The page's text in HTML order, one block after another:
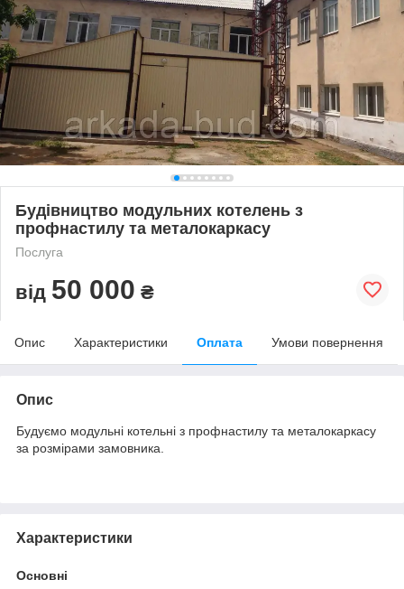
Будівництво модульних котелень з
профнастилу та металокаркасу
Послуга
від 50 000 ₴
Опис Характеристики Оплата Умови повернення
Опис
Будуємо модульні котельні з профнастилу та металокаркасу
за розмірами замовника.
Характеристики
Основні